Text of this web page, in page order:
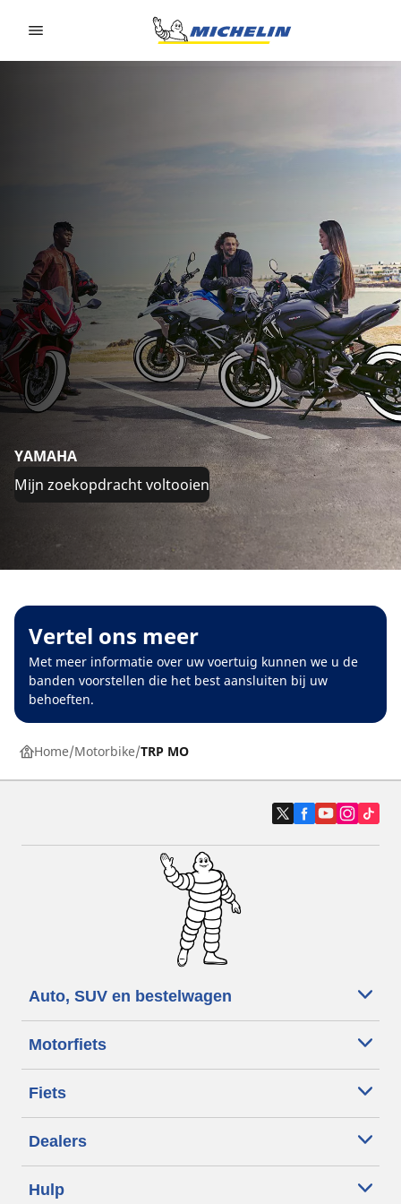
YAMAHA
Mijn zoekopdracht voltooien
Vertel ons meer
Met meer informatie over uw voertuig kunnen we u de
banden voorstellen die het best aansluiten bij uw
behoeften.
Home Motorbike TRP MO
Auto, SUV en bestelwagen
Motorfiets
Fiets
Dealers
Hulp